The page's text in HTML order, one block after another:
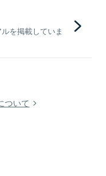
を掲載していま
ついて